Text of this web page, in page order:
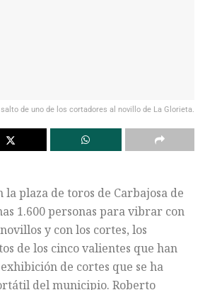
de uno de los cortadores al novillo de La Glorieta.
la plaza de toros de Carbajosa de
1.600 personas para vibrar con
y con los cortes, los
de los cinco valientes que han
de cortes que se ha
del municipio. Roberto